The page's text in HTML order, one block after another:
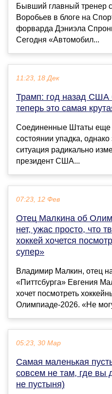
Бывший главный тренер
Воробьев в блоге на
форварда Дэниэла
Сегодня «Автомобил...
11:23, 18 Дек
Трамп: год назад
теперь это самая
Соединенные Штаты еще
состоянии упадка,
ситуация радикально
президент США...
07:23, 12 Фев
Отец Малкина об
нет, ужас просто, что
хоккей хочется
супер»
Владимир Малкин, отец
«Питтсбурга» Евгения
хочет посмотреть
Олимпиаде-2026. «Не
05:23, 30 Мар
Самая маленькая
совсем не там, где вы
не пустыня)